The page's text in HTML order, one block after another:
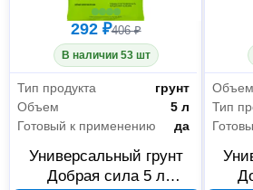
292 ₽406 ₽
В наличии 53 шт
Тип продукта
грунт
Объем
5 л
Готовый к применению
да
Универсальный грунт
Добрая сила 5 л
Объем
Тип